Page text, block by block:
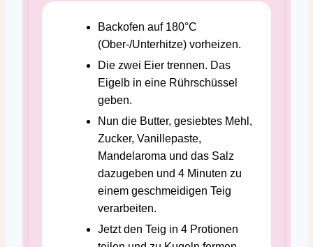
Backofen auf 180°C
(Ober-/Unterhitze) vorheizen.
Die zwei Eier trennen. Das
Eigelb in eine Rührschüssel
geben.
Nun die Butter, gesiebtes Mehl,
Zucker, Vanillepaste,
Mandelaroma und das Salz
dazugeben und 4 Minuten zu
einem geschmeidigen Teig
verarbeiten.
Jetzt den Teig in 4 Protionen